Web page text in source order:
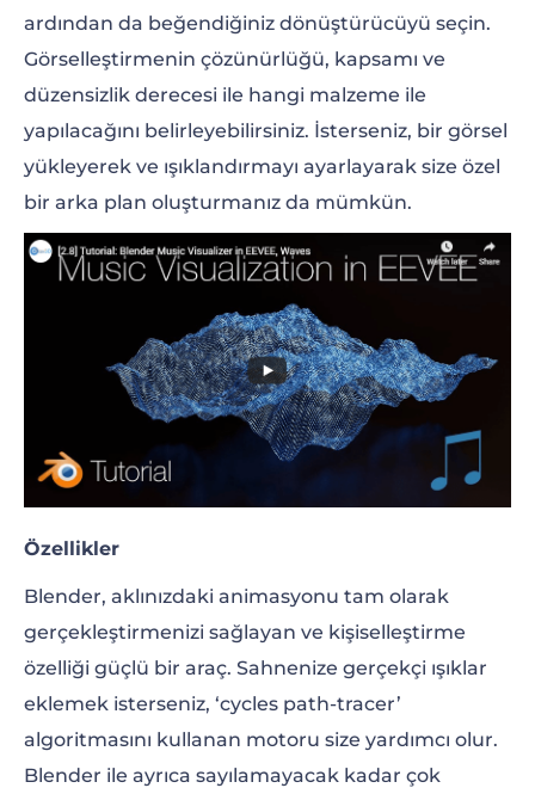
ardından da beğendiğiniz dönüştürücüyü seçin.
Görselleştirmenin çözünürlüğü, kapsamı ve
düzensizlik derecesi ile hangi malzeme ile
yapılacağını belirleyebilirsiniz. İsterseniz, bir görsel
yükleyerek ve ışıklandırmayı ayarlayarak size özel
bir arka plan oluşturmanız da mümkün.
Özellikler
Blender, aklınızdaki animasyonu tam olarak
gerçekleştirmenizi sağlayan ve kişiselleştirme
özelliği güçlü bir araç. Sahnenize gerçekçi ışıklar
eklemek isterseniz, ‘cycles path-tracer’
algoritmasını kullanan motoru size yardımcı olur.
Blender ile ayrıca sayılamayacak kadar çok